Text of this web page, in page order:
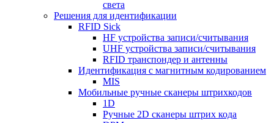
света
Решения для идентификации
RFID Sick
HF устройства записи/считывания
UHF устройства записи/считывания
RFID транспондер и антенны
Идентификация с магнитным кодированием
MIS
Мобильные ручные сканеры штрихкодов
1D
Ручные 2D сканеры штрих кода